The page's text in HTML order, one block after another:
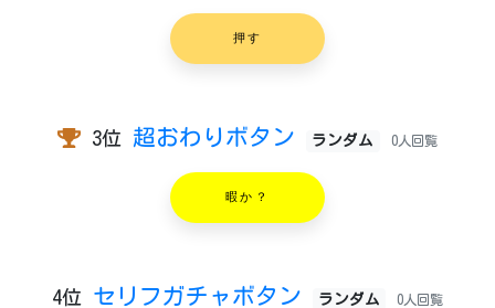
押す
3位 超おわりボタン ランダム 0人回覧
暇か？
4位 セリフガチャボタン ランダム 0人回覧